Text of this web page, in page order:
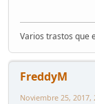
Varios trastos que
FreddyM
Noviembre 25, 2017,